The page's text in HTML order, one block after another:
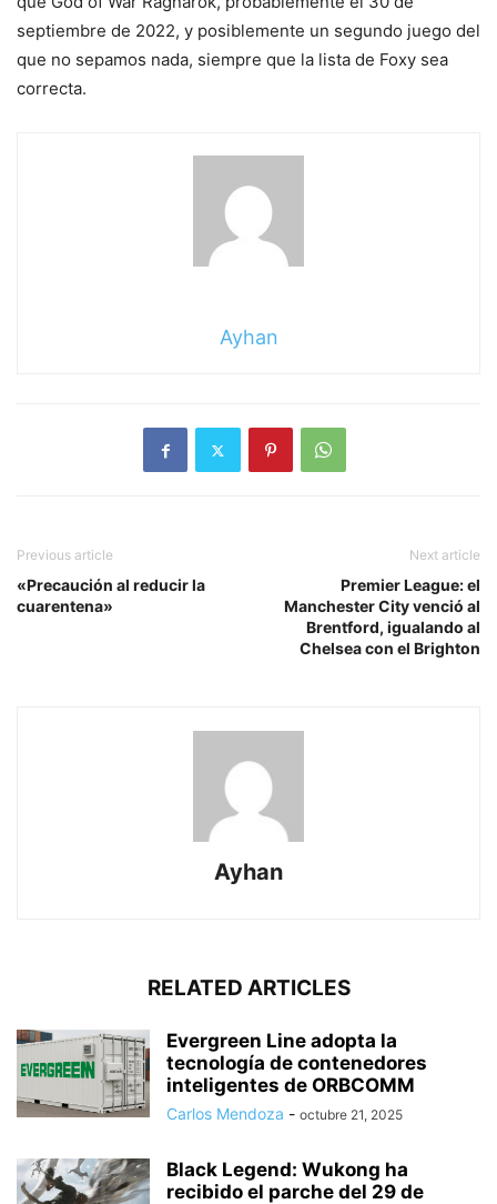
septiembre de 2022, y posiblemente un segundo juego del
que no sepamos nada, siempre que la lista de Foxy sea
correcta.
Ayhan
Previous article
«Precaución al reducir la
cuarentena»
Next article
Premier League: el
Manchester City venció al
Brentford, igualando al
Chelsea con el Brighton
Ayhan
RELATED ARTICLES
Evergreen Line adopta la
tecnología de contenedores
inteligentes de ORBCOMM
Carlos Mendoza - octubre 21, 2025
Black Legend: Wukong ha
recibido el parche del 29 de